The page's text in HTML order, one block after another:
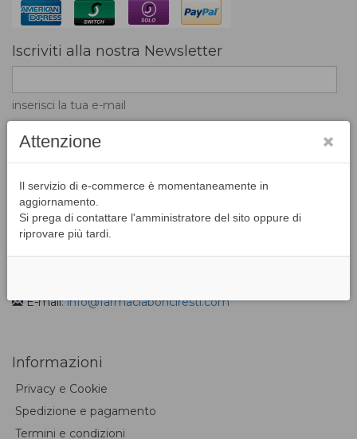
Iscriviti alla nostra Newsletter
inserisci la tua e-mail
registrazione indica la volontà di accettare la ricezione di
messaggi e news da parte del portale
E-mail:info@farmaciabonciresti.com
Informazioni
Privacy e Cookie
Spedizione e pagamento
Termini e condizioni
Attenzione
Il servizio di e-commerce è momentaneamente in
aggiornamento.
Si prega di contattare l'amministratore del sito oppure di
riprovare più tardi.